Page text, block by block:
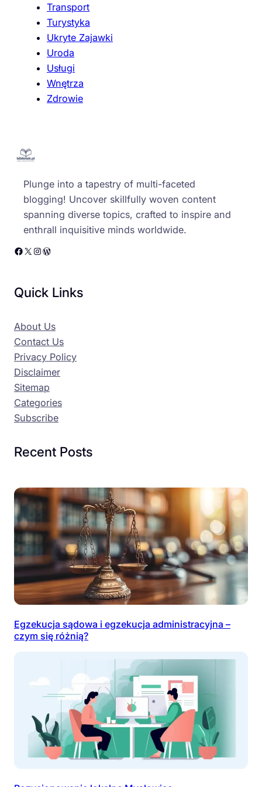
Transport
Turystyka
Ukryte Zajawki
Uroda
Usługi
Wnętrza
Zdrowie
Plunge into a tapestry of multi-faceted
blogging! Uncover skillfully woven content
spanning diverse topics, crafted to inspire and
enthrall inquisitive minds worldwide.
Facebook X Instagram WordPress
Quick Links
About Us
Contact Us
Privacy Policy
Disclaimer
Sitemap
Categories
Subscribe
Recent Posts
Egzekucja sądowa i egzekucja administracyjna –
czym się różnią?